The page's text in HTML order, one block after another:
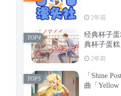
2年前
经典杯子
典杯子蛋糕
化
2年前
TOP4
「Shine
曲「Yellow
TOP5
8709人已阅读
overlord卢贝多的龙王谁厉
「Overlord」露普斯蕾琪
申鹤原神
2年前
TOP2